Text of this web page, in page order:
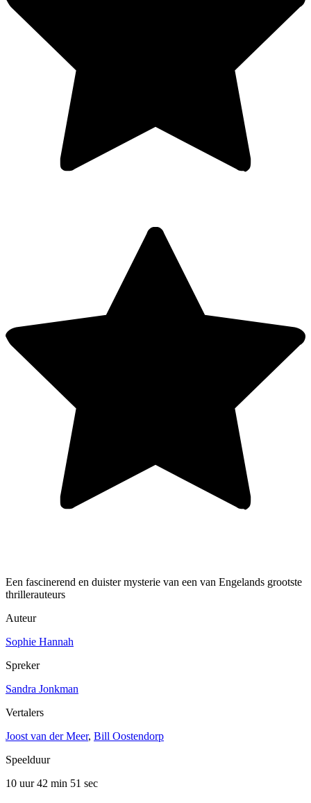
Een fascinerend en duister mysterie van een van Engelands grootste
thrillerauteurs
Auteur
Sophie Hannah
Spreker
Sandra Jonkman
Vertalers
Joost van der Meer, Bill Oostendorp
Speelduur
10 uur 42 min 51 sec